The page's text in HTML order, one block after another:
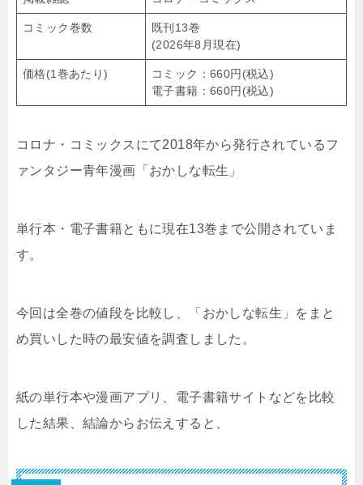
コミック巻数
既刊13巻
(2026年8月現在)
価格(1巻あたり)
コミック：660円(税込)
電子書籍：660円(税込)
コロナ・コミックスにて2018年から発行されているフ
ァンタジー青年漫画「おかしな転生」
単行本・電子書籍ともに現在13巻まで公開されていま
す。
今回は全巻の値段を比較し、「おかしな転生」をまと
め買いした時の最安値を調査しました。
紙の単行本や漫画アプリ、電子書籍サイトなどを比較
した結果、結論からお伝えすると、